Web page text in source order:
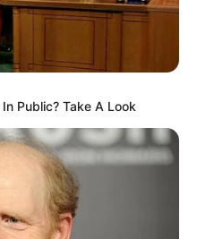
EPM
RIONEGRO
Public? Take A Look